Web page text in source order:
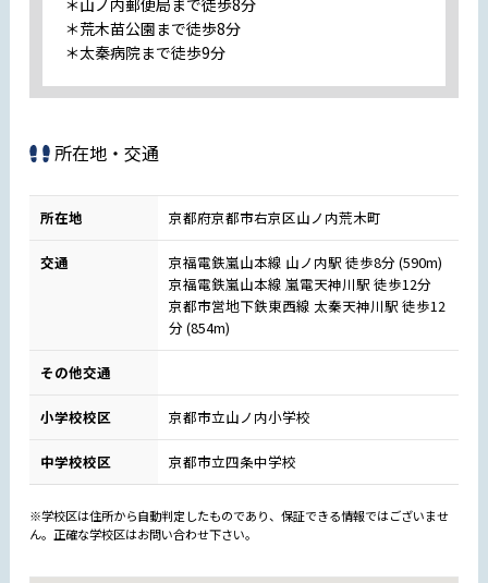
＊荒木苗公園まで徒歩8分
＊太秦病院まで徒歩9分
所在地・交通
所在地 京都府京都市右京区山ノ内荒木町
交通
京福電鉄嵐山本線 山ノ内駅 徒歩8分 (590m)
京福電鉄嵐山本線 嵐電天神川駅 徒歩12分
京都市営地下鉄東西線 太秦天神川駅 徒歩12
分 (854m)
その他交通
小学校校区 京都市立山ノ内小学校
中学校校区 京都市立四条中学校
※学校区は住所から自動判定したものであり、保証できる情報ではございませ
ん。正確な学校区はお問い合わせ下さい。